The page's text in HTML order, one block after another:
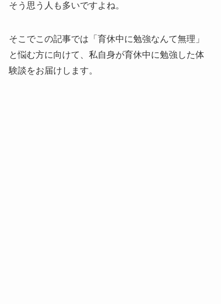
そう思う人も多いですよね。
そこでこの記事では「育休中に勉強なんて無理」
と悩む方に向けて 、私自身が育休中に勉強した体
験談をお届け します。